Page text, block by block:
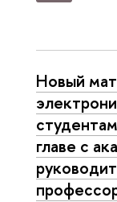
Новый
главе с